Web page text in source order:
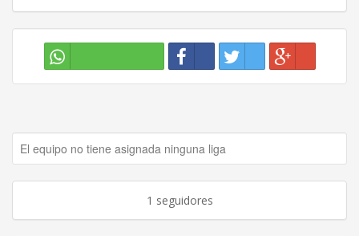
El equipo no tiene asignada ninguna liga
1 seguidores